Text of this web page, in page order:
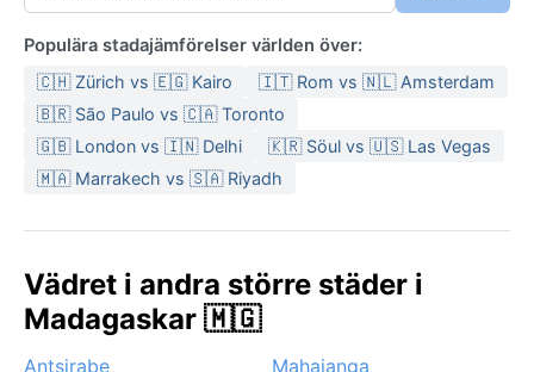
Populära stadajämförelser världen över:
🇨🇭 Zürich vs 🇪🇬 Kairo
🇮🇹 Rom vs 🇳🇱 Amsterdam
🇧🇷 São Paulo vs 🇨🇦 Toronto
🇬🇧 London vs 🇮🇳 Delhi
🇰🇷 Söul vs 🇺🇸 Las Vegas
🇲🇦 Marrakech vs 🇸🇦 Riyadh
Vädret i andra större städer i
Madagaskar 🇲🇬
Antsirabe
Mahajanga